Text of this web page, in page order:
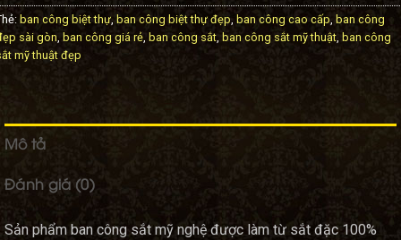
ban công biệt thự, ban công biệt thự đẹp, ban công cao cấp, ban công
sài gòn, ban công giá rẻ, ban công sắt, ban công sắt mỹ thuật, ban công
mỹ thuật đẹp
Mô tả
Đánh giá (0)
Sản phẩm ban công sắt mỹ nghệ được làm từ sắt đặc 100%